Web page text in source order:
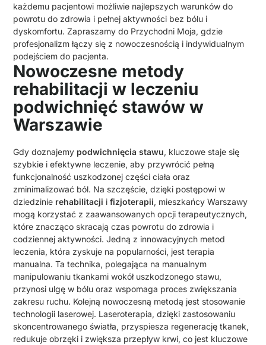
każdemu pacjentowi możliwie najlepszych warunków do
powrotu do zdrowia i pełnej aktywności bez bólu i
dyskomfortu. Zapraszamy do Przychodni Moja, gdzie
profesjonalizm łączy się z nowoczesnością i indywidualnym
podejściem do pacjenta.
Nowoczesne metody
rehabilitacji w leczeniu
podwichnięć stawów w
Warszawie
Gdy doznajemy podwichnięcia stawu, kluczowe staje się
szybkie i efektywne leczenie, aby przywrócić pełną
funkcjonalność uszkodzonej części ciała oraz
zminimalizować ból. Na szczęście, dzięki postępowi w
dziedzinie rehabilitacji ifizjoterapii, mieszkańcy Warszawy
mogą korzystać z zaawansowanych opcji terapeutycznych,
które znacząco skracają czas powrotu do zdrowia i
codziennej aktywności. Jedną z innowacyjnych metod
leczenia, która zyskuje na popularności, jest terapia
manualna. Ta technika, polegająca na manualnym
manipulowaniu tkankami wokół uszkodzonego stawu,
przynosi ulgę w bólu oraz wspomaga proces zwiększania
zakresu ruchu. Kolejną nowoczesną metodą jest stosowanie
technologii laserowej. Laseroterapia, dzięki zastosowaniu
skoncentrowanego światła, przyspiesza regenerację tkanek,
redukuje obrzęki i zwiększa przepływ krwi, co jest kluczowe